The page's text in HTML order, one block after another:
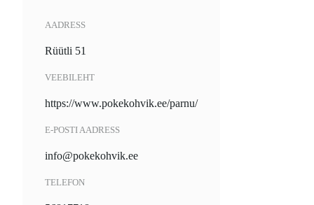
AADRESS
Rüütli 51
VEEBILEHT
https://www.pokekohvik.ee/parnu/
E-POSTI AADRESS
info@pokekohvik.ee
TELEFON